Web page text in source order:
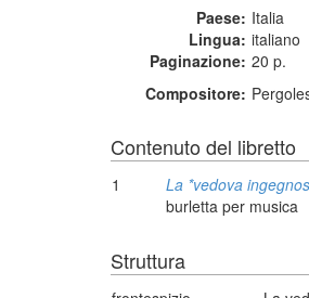
Paese: Italia
Lingua: italiano
Paginazione: 20 p.
Compositore:
Contenuto del libretto
1
La *vedova
burletta per musica
Struttura